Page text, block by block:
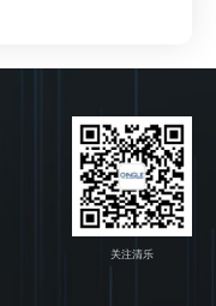
关注清乐